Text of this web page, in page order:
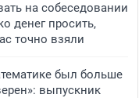
на собеседовании
денег просить,
точно взяли
был больше
выпускник